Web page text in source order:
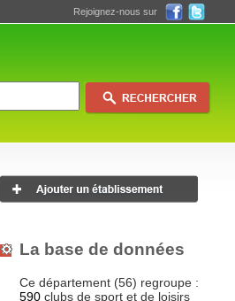
Rejoignez-nous sur
La base de données
Ce département (56) regroupe :
590 clubs de sport et de loisirs